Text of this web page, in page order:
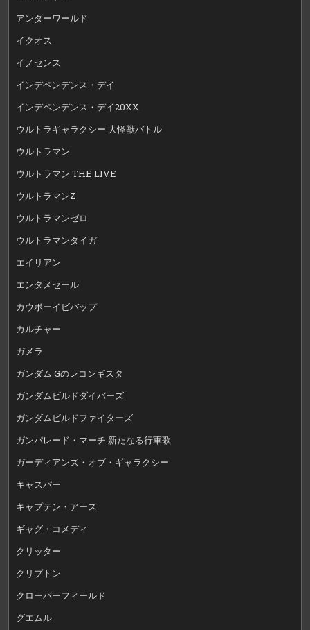
アンダーワールド
イクオス
イノセンス
インデペンデンス・デイ
インデペンデンス・デイ20XX
ウルトラギャラクシー 大怪獣バトル
ウルトラマン
ウルトラマン THE LIVE
ウルトラマンZ
ウルトラマンゼロ
ウルトラマンタイガ
エイリアン
エンタメセール
カウボーイビバップ
カルチャー
ガメラ
ガンダム Gのレコンギスタ
ガンダムビルドダイバーズ
ガンダムビルドファイターズ
ガンパレード・マーチ 新たなる行軍歌
ガーディアンズ・オブ・ギャラクシー
キャスパー
キャプテン・アース
ギャグ・コメディ
クリッター
クリプトン
クローバーフィールド
グエムル